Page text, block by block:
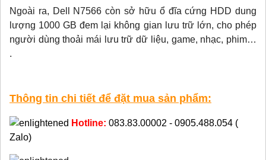
Ngoài ra, Dell N7566 còn sở hữu ổ đĩa cứng HDD dung
lượng 1000 GB đem lại không gian lưu trữ lớn, cho phép
người dùng thoải mái lưu trữ dữ liệu, game, nhạc, phim…
.
Thông tin chi tiết để đặt mua sản phẩm:
Hotline: 083.83.00002 - 0905.488.054 (
Zalo)